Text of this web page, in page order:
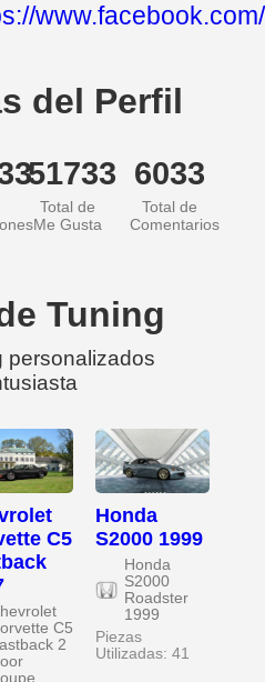
del Perfil
51733
Total de
Me Gusta
6033
Total de
Comentarios
Tuning
personalizados
C5
C5
2
Honda
S2000 1999
Honda
S2000
Roadster
1999
Piezas
Utilizadas: 41